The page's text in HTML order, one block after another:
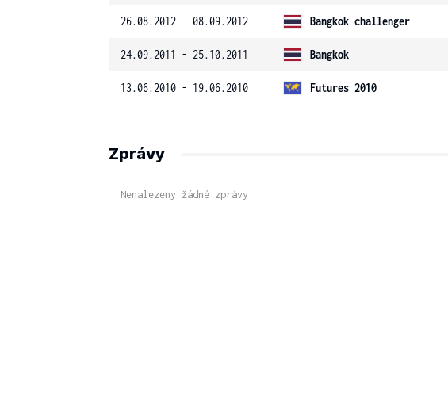
26.08.2012 - 08.09.2012 Bangkok challenger
24.09.2011 - 25.10.2011 Bangkok
13.06.2010 - 19.06.2010 Futures 2010
Zprávy
Nenalezeny žádné zprávy.